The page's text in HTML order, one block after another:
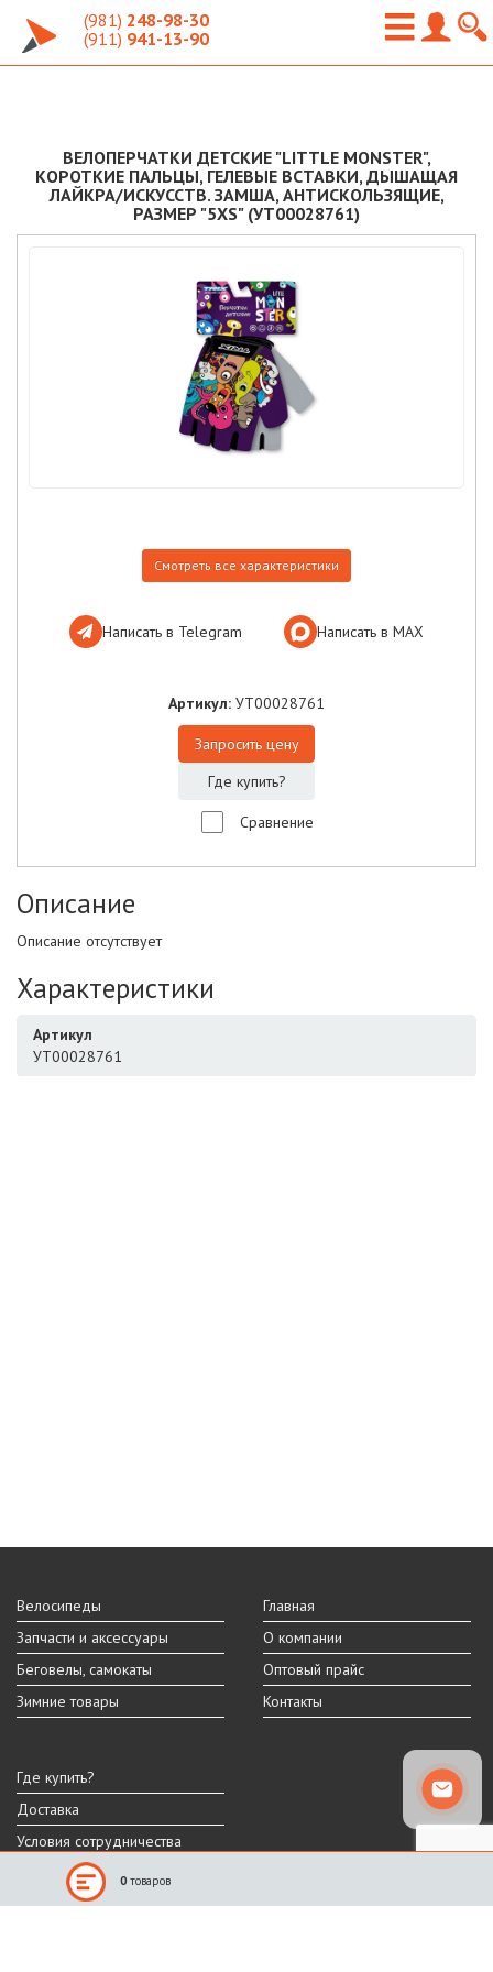
(981) 248-98-30
(911) 941-13-90
ВЕЛОПЕРЧАТКИ ДЕТСКИЕ "LITTLE MONSTER",
КОРОТКИЕ ПАЛЬЦЫ, ГЕЛЕВЫЕ ВСТАВКИ, ДЫШАЩАЯ
ЛАЙКРА/ИСКУССТВ. ЗАМША, АНТИСКОЛЬЗЯЩИЕ,
РАЗМЕР "5XS" (УТ00028761)
Смотреть все характеристики
Написать в Telegram Написать в МАХ
Артикул: УТ00028761
Запросить цену
Где купить?
Сравнение
Описание
Описание отсутствует
Характеристики
Артикул
УТ00028761
Велосипеды
Запчасти и аксессуары
Беговелы, самокаты
Зимние товары
Главная
О компании
Оптовый прайс
Контакты
Где купить?
Доставка
Условия сотрудничества
Реальный внешний вид и технические характеристики товара могут
0 товаров